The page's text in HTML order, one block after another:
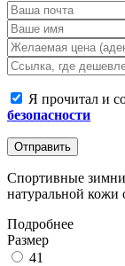
Я прочитал и
безопасности
Отправить
Спортивные
натуральной кожи
Подробнее
Размер
41